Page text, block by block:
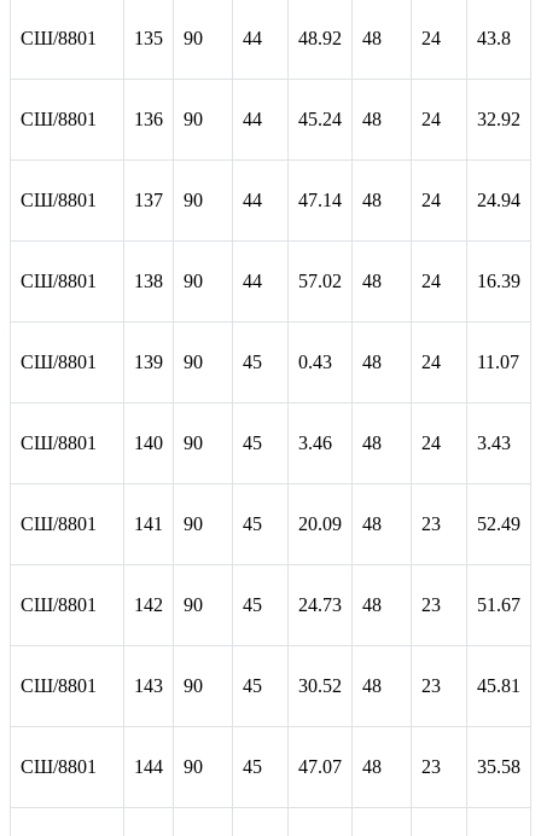
СШ/8801 135 90 44 48.92 48 24 43.8
СШ/8801 136 90 44 45.24 48 24 32.92
СШ/8801 137 90 44 47.14 48 24 24.94
СШ/8801 138 90 44 57.02 48 24 16.39
СШ/8801 139 90 45 0.43 48 24 11.07
СШ/8801 140 90 45 3.46 48 24 3.43
СШ/8801 141 90 45 20.09 48 23 52.49
СШ/8801 142 90 45 24.73 48 23 51.67
СШ/8801 143 90 45 30.52 48 23 45.81
СШ/8801 144 90 45 47.07 48 23 35.58